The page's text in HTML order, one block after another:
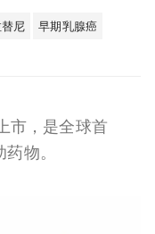
尼 早期乳腺癌
市，是全球首
物。